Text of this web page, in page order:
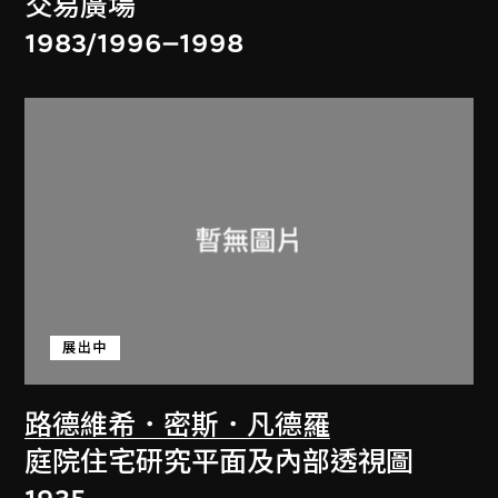
交易廣場
1983/1996–1998
路德維希．密斯．凡德羅
展出中
庭院住宅研究平面及內部透視圖